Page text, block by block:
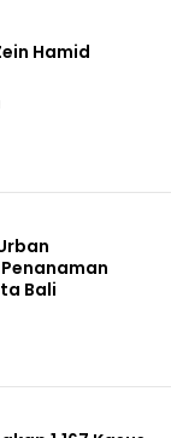
Hamid
Bali